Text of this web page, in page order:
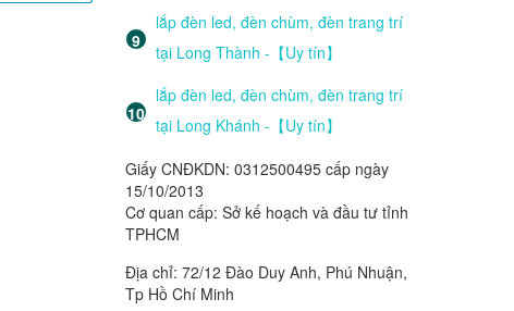
lắp đèn led, đèn chùm, đèn trang trí
tại Long Thành -【Uy tín】
lắp đèn led, đèn chùm, đèn trang trí
tại Long Khánh -【Uy tín】
Giấy CNĐKDN: 0312500495 cấp ngày
15/10/2013
Cơ quan cấp: Sở kế hoạch và đầu tư tỉnh
TPHCM
Địa chỉ: 72/12 Đào Duy Anh, Phú Nhuận,
Tp Hồ Chí Minh